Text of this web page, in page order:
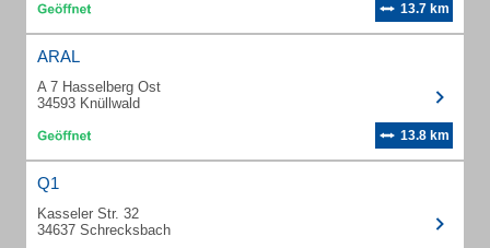
13.7 km
ARAL
A 7 Hasselberg Ost
34593 Knüllwald
13.8 km
Q1
Kasseler Str. 32
34637 Schrecksbach